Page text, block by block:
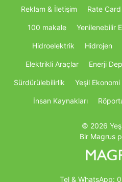
Reklam & İletişim Rate Card
100 makale Yenilenebilir
Hidroelektrik Hidrojen
Elektrikli Araçlar Enerji
Sürdürülebilirlik Yeşil Ekonomi
İnsan Kaynakları
© 2026
Bir Magrus
Tel & WhatsApp: